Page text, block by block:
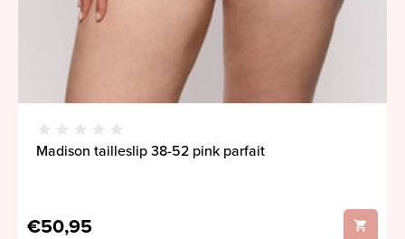
Madison tailleslip 38-52 pink parfait
€50,95